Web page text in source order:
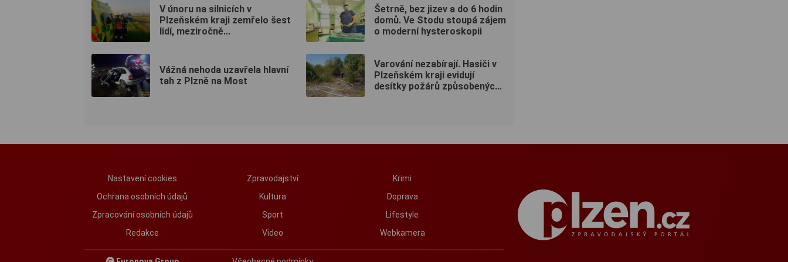
V únoru na silnicích v
Plzeňském kraji zemřelo šest
lidí, meziročně...
Vážná nehoda uzavřela hlavní
tah z Plzně na Most
Šetrně, bez jizev a do 6 hodin
domů. Ve Stodu stoupá zájem
o moderní hysteroskopii
Varování nezabírají. Hasiči v
Plzeňském kraji evidují
desítky požárů způsobených
Nastavení cookies
Ochrana osobních údajů
Zpracování osobních údajů
Redakce
Zpravodajství
Kultura
Sport
Video
Krimi
Doprava
Lifestyle
Webkamera